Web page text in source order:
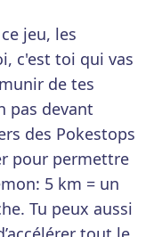
jeu, les
c'est toi qui vas
de tes
pas devant
des Pokestops
pour permettre
5 km = un
Tu peux aussi